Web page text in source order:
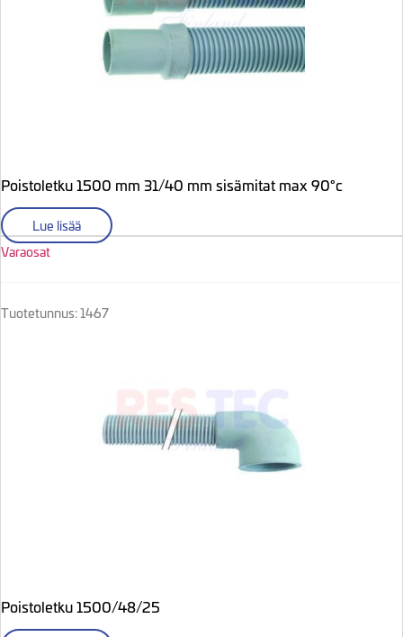
Poistoletku 1500 mm 31/40 mm sisämitat max 90°c
Lue lisää
Varaosat
Tuotetunnus: 1467
Poistoletku 1500/48/25